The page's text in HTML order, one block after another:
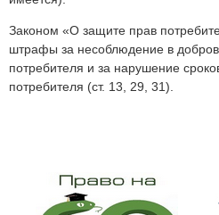
Законом «О защите прав
штрафы за несоблюдение в
потребителя и за нарушение
потребителя (ст. 13, 29, 31).